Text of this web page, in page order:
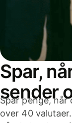
Spar,
sender
Spar penge,
over 40